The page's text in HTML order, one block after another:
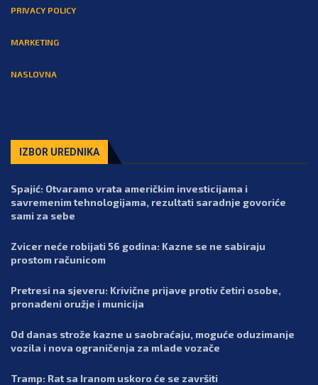
PRIVACY POLICY
MARKETING
NASLOVNA
IZBOR UREDNIKA
Spajić: Otvaramo vrata američkim investicijama i
savremenim tehnologijama, rezultati saradnje govoriće
sami za sebe
Zvicer neće robijati 56 godina: Kazne se ne sabiraju
prostom računicom
Pretresi na sjeveru: Krivične prijave protiv četiri osobe,
pronađeni oružje i municija
Od danas strože kazne u saobraćaju, moguće oduzimanje
vozila i nova ograničenja za mlade vozače
Tramp: Rat sa Iranom uskoro će se završiti